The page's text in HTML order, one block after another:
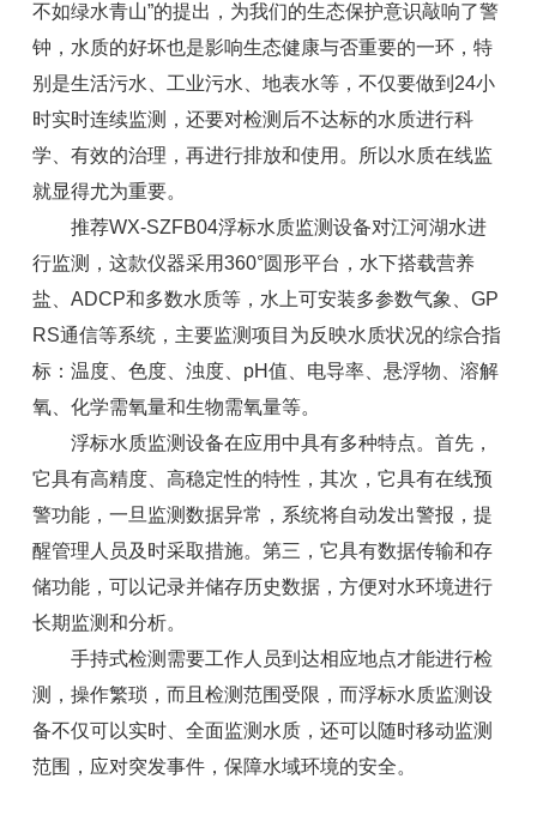
不如绿水青山”的提出，为我们的生态保护意识敲响了警
钟，水质的好坏也是影响生态健康与否重要的一环，特
别是生活污水、工业污水、地表水等，不仅要做到24小
时实时连续监测，还要对检测后不达标的水质进行科
学、有效的治理，再进行排放和使用。所以水质在线监
就显得尤为重要。
推荐WX-SZFB04浮标水质监测设备对江河湖水进
行监测，这款仪器采用360°圆形平台，水下搭载营养
盐、ADCP和多数水质等，水上可安装多参数气象、GP
RS通信等系统，主要监测项目为反映水质状况的综合指
标：温度、色度、浊度、pH值、电导率、悬浮物、溶解
氧、化学需氧量和生物需氧量等。
浮标水质监测设备在应用中具有多种特点。首先，
它具有高精度、高稳定性的特性，其次，它具有在线预
警功能，一旦监测数据异常，系统将自动发出警报，提
醒管理人员及时采取措施。第三，它具有数据传输和存
储功能，可以记录并储存历史数据，方便对水环境进行
长期监测和分析。
手持式检测需要工作人员到达相应地点才能进行检
测，操作繁琐，而且检测范围受限，而浮标水质监测设
备不仅可以实时、全面监测水质，还可以随时移动监测
范围，应对突发事件，保障水域环境的安全。